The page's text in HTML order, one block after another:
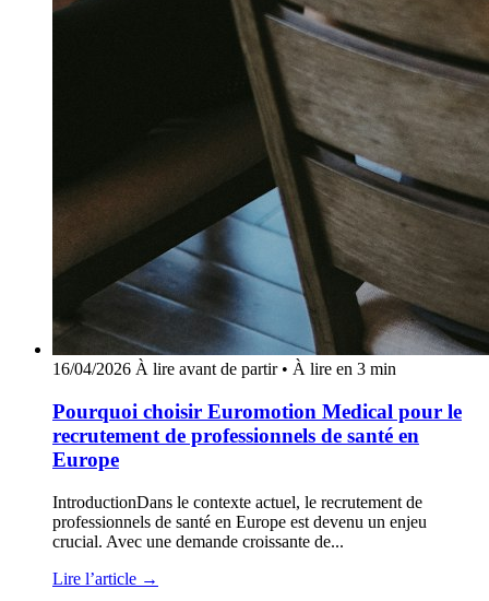
16/04/2026 À lire avant de partir • À lire en 3 min
Pourquoi choisir Euromotion Medical pour le
recrutement de professionnels de santé en
Europe
IntroductionDans le contexte actuel, le recrutement de
professionnels de santé en Europe est devenu un enjeu
crucial. Avec une demande croissante de...
Lire l’article →